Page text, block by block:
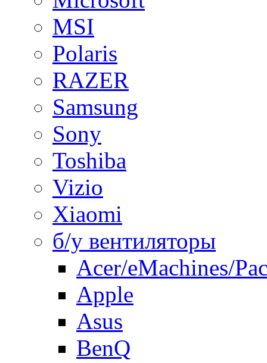
MSI
Polaris
RAZER
Samsung
Sony
Toshiba
Vizio
Xiaomi
б/у вентиляторы
Acer/eMachines/
Apple
Asus
BenQ